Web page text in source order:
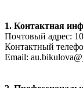
1. Контактная
Почтовый адрес:
Контактный
Email: